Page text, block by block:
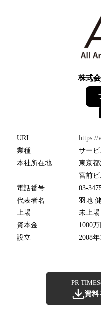
株式19
URL
https://
業種
サービ
本社所在地
東京都
宮前ビ
電話番号
03-
代表者名
羽地 健
上場
未上場
資本金
1000万
設立
2008年
PR
資料